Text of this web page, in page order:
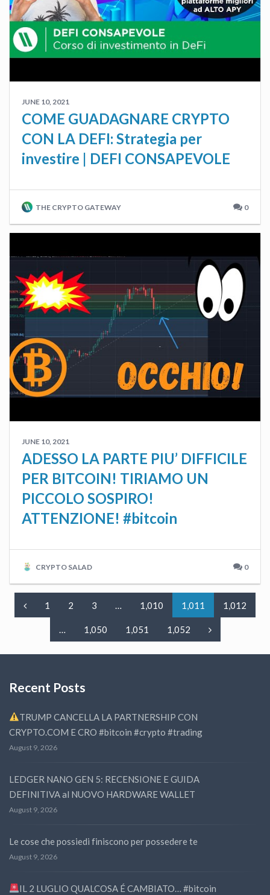
JUNE 10, 2021
COME GUADAGNARE CRYPTO
CON LA DEFI: Strategia per
investire | DEFI CONSAPEVOLE
THE CRYPTO GATEWAY 0
JUNE 10, 2021
ADESSO LA PARTE PIU’ DIFFICILE
PER BITCOIN! TIRIAMO UN
PICCOLO SOSPIRO!
ATTENZIONE! #bitcoin
CRYPTO SALAD 0
1 2 3 1,010 1,011 1,012
… 1,050 1,051 1,052
Recent Posts
TRUMP CANCELLA LA PARTNERSHIP CON
CRYPTO.COM E CRO #bitcoin #crypto #trading
August 9, 2026
LEDGER NANO GEN 5: RECENSIONE E GUIDA
DEFINITIVA al NUOVO HARDWARE WALLET
August 9, 2026
Le cose che possiedi finiscono per possedere te
August 9, 2026
IL 2 LUGLIO QUALCOSA É CAMBIATO… #bitcoin